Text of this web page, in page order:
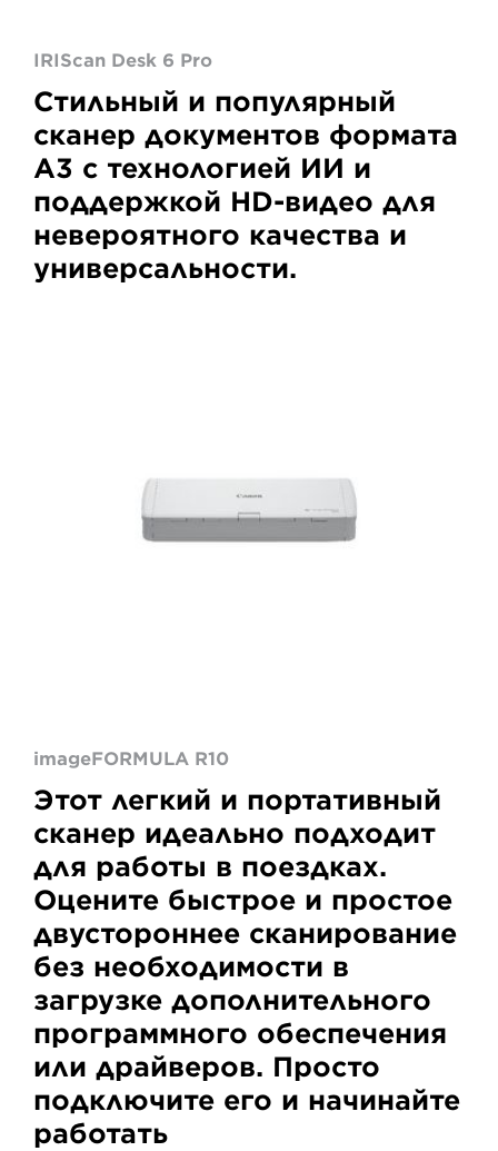
IRIScan Desk 6 Pro
Стильный и популярный
сканер документов формата
A3 с технологией ИИ и
поддержкой HD-видео для
невероятного качества и
универсальности.
imageFORMULA R10
Этот легкий и портативный
сканер идеально подходит
для работы в поездках.
Оцените быстрое и простое
двустороннее сканирование
без необходимости в
загрузке дополнительного
программного обеспечения
или драйверов. Просто
подключите его и начинайте
работать